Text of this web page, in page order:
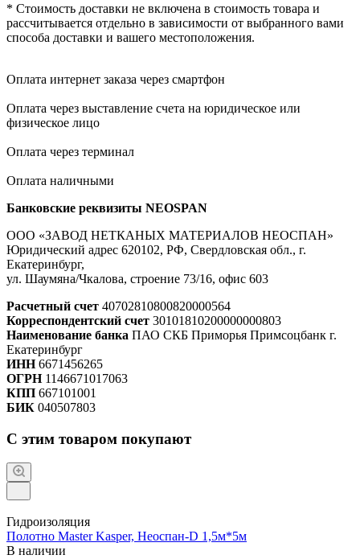
* Стоимость доставки не включена в стоимость товара и
рассчитывается отдельно в зависимости от выбранного вами
способа доставки и вашего местоположения.
Оплата интернет заказа через смартфон
Оплата через выставление счета на юридическое или
физическое лицо
Оплата через терминал
Оплата наличными
Банковские реквизиты NEOSPAN
ООО «ЗАВОД НЕТКАНЫХ МАТЕРИАЛОВ НЕОСПАН»
Юридический адрес 620102, РФ, Свердловская обл., г.
Екатеринбург,
ул. Шаумяна/Чкалова, строение 73/16, офис 603
Расчетный счет 40702810800820000564
Корреспондентский счет 30101810200000000803
Наименование банка ПАО СКБ Приморья Примсоцбанк г.
Екатеринбург
ИНН6671456265
ОГРН1146671017063
КПП 667101001
БИК 040507803
С этим товаром покупают
Гидроизоляция
Полотно Master Kasper, Неоспан-D 1,5м*5м
В наличии